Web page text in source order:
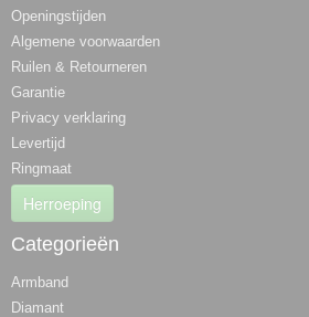
Openingstijden
Algemene voorwaarden
Ruilen & Retourneren
Garantie
Privacy verklaring
Levertijd
Ringmaat
Herroeping
Categorieën
Armband
Diamant